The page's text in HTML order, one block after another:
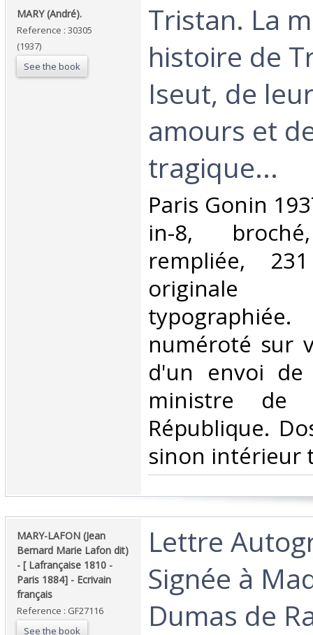
‎MARY (André).‎
Reference : 30305
(1937)
See the book
‎Tristan. La
histoire de
Iseut, de
amours et
tragique...‎
‎Paris Gonin
in-8,
rempliée,
numéroté sur
d'un envoi
ministre de
République.
sinon intérieur
‎MARY-LAFON (Jean
Bernard Marie Lafon dit)
- [ Lafrançaise 1810 -
Paris 1884] - Ecrivain
français‎
Reference : GF27116
See the book
‎Lettre
Signée à
Dumas de